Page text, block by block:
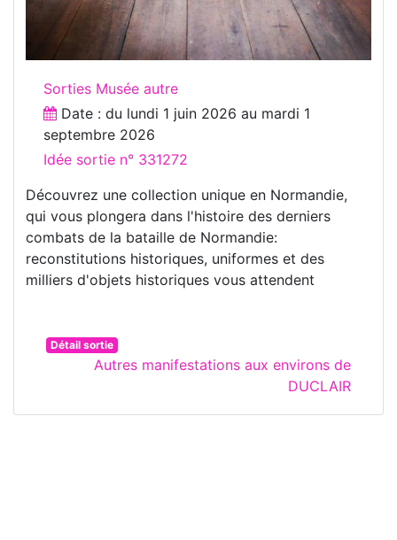
Sorties Musée autre
Date : du lundi 1 juin 2026 au mardi 1
septembre 2026
Idée sortie n° 331272
Découvrez une collection unique en Normandie,
qui vous plongera dans l'histoire des derniers
combats de la bataille de Normandie:
reconstitutions historiques, uniformes et des
milliers d'objets historiques vous attendent
Détail sortie
Autres manifestations aux environs de
DUCLAIR